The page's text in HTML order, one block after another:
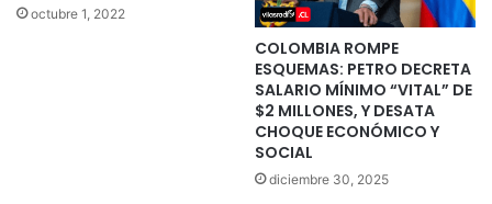
octubre 1, 2022
COLOMBIA ROMPE
ESQUEMAS: PETRO DECRETA
SALARIO MÍNIMO “VITAL” DE
$2 MILLONES, Y DESATA
CHOQUE ECONÓMICO Y
SOCIAL
diciembre 30, 2025